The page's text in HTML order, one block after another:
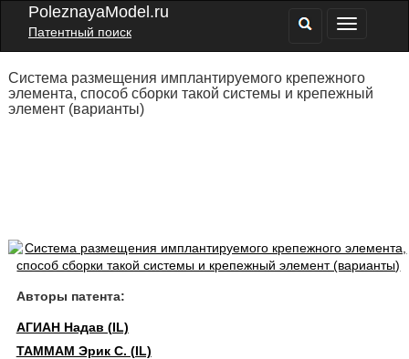
PoleznayaModel.ru
Патентный поиск
Система размещения имплантируемого крепежного
элемента, способ сборки такой системы и крепежный
элемент (варианты)
Авторы патента:
АГИАН Надав (IL)
ТАММАМ Эрик С. (IL)